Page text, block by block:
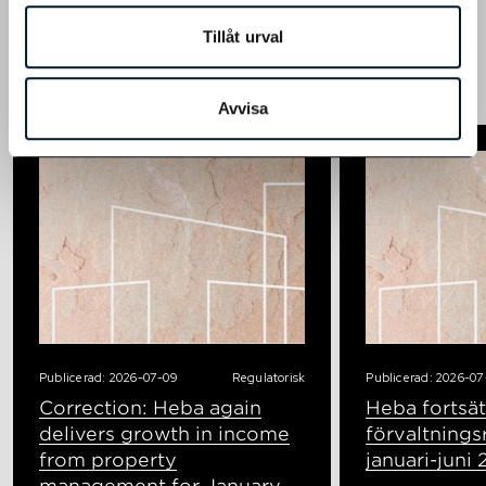
Tillåt urval
Avvisa
Publicerad: 2026-07-09 Regulatorisk
Correction: Heba again
delivers growth in income
from property
Publicerad: 2026-
Heba
januari-juni